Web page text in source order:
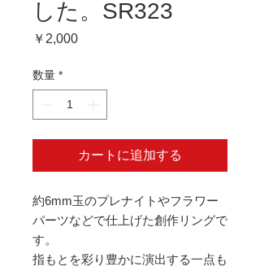
した。SR323
￥2,000価
数量 *
カートに追加する
約6mm玉のプレナイトやフラワー
パーツなどで仕上げた創作リングで
す。
指もとを彩り豊かに演出する一点も